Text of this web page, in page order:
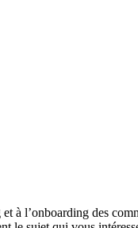
à l’onboarding des